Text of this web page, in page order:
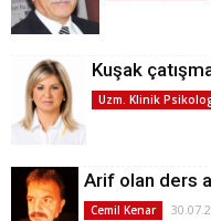
Kuşak
Uzm. Klinik
Arif olan ders
Cemil Kenar